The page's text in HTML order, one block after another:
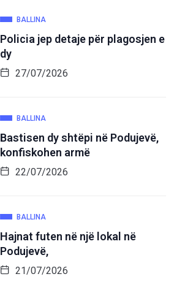
BALLINA
Policia jep detaje për plagosjen e
dy
27/07/2026
BALLINA
Bastisen dy shtëpi në Podujevë,
konfiskohen armë
22/07/2026
BALLINA
Hajnat futen në një lokal në
Podujevë,
21/07/2026